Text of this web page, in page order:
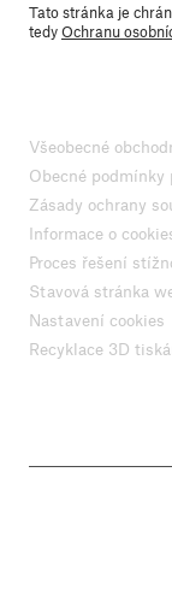
Tato stránka je
tedyOchranu
Všeobecné
Obecné podmínky
Zásady ochrany
Informace o
Proces řešení
Stavová stránka
Nastavení cookies
Recyklace 3D